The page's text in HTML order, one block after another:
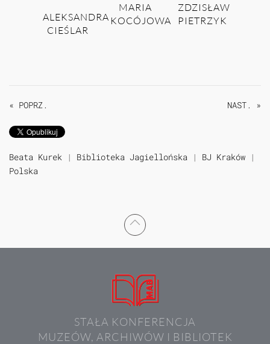
ALEKSANDRA
CIEŚLAR
MARIA
KOCÓJOWA
ZDZISŁAW
PIETRZYK
« POPRZ. NAST. »
Beata Kurek | Biblioteka Jagiellońska | BJ Kraków |
Polska
STAŁA KONFERENCJA
MUZEÓW, ARCHIWÓW I BIBLIOTEK